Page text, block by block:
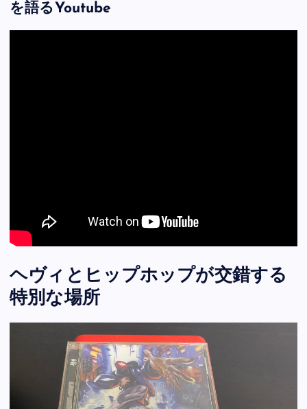
を語るYoutube
ヘヴィとヒップホップが交錯する
特別な場所